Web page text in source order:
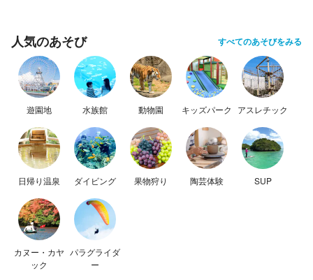
人気のあそび すべてのあそびをみる
遊園地 水族館 動物園 キッズパーク アスレチック
日帰り温泉 ダイビング 果物狩り 陶芸体験 SUP
カヌー・カヤ
ック
パラグライダ
ー